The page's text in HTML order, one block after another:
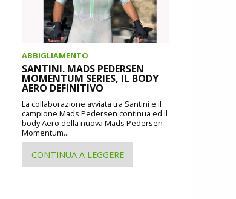
ABBIGLIAMENTO
SANTINI. MADS PEDERSEN
MOMENTUM SERIES, IL BODY
AERO DEFINITIVO
La collaborazione avviata tra Santini e il
campione Mads Pedersen continua ed il
body Aero della nuova Mads Pedersen
Momentum...
CONTINUA A LEGGERE